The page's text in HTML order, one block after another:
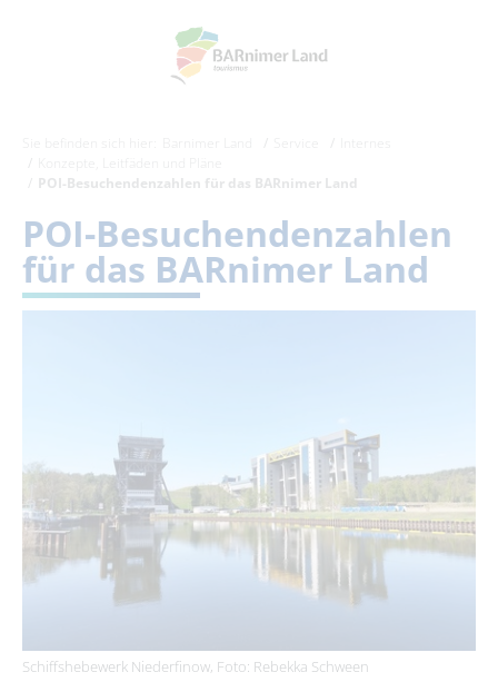
POI-Besuchendenzahlen für das BARnimer Land
POI-Besuchendenzahlen
für das BARnimer Land
Schiffshebewerk Niederfinow, Foto: Rebekka Schween